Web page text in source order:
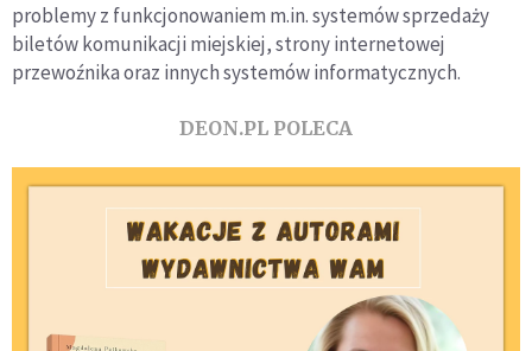
problemy z funkcjonowaniem m.in. systemów sprzedaży
biletów komunikacji miejskiej, strony internetowej
przewoźnika oraz innych systemów informatycznych.
DEON.PL POLECA